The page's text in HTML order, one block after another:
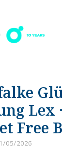
Lex
Free
05/2026